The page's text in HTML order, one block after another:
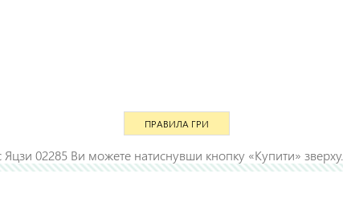
ПРАВИЛА ГРИ
Яцзи 02285 Ви можете натиснувши кнопку «Купити» зверху.